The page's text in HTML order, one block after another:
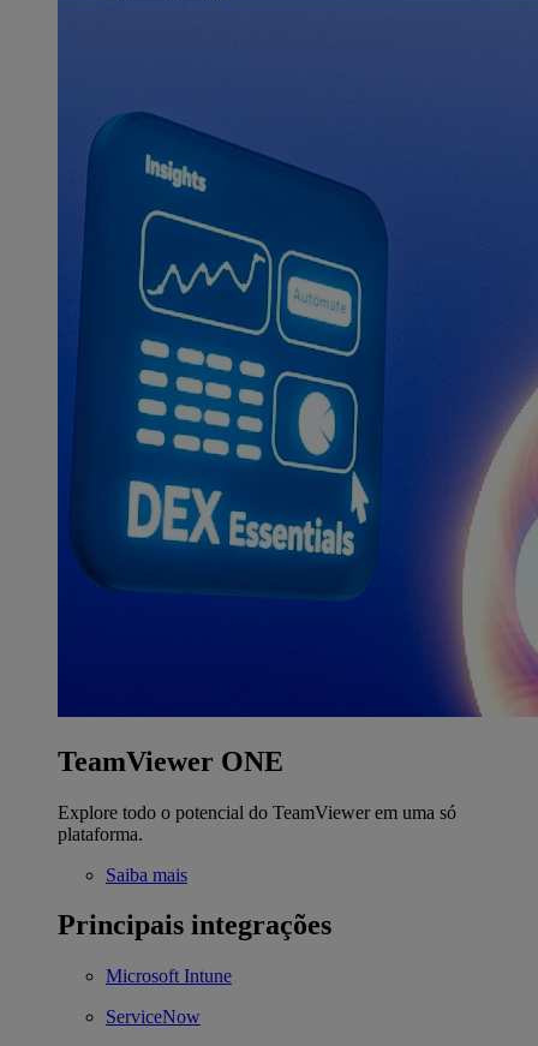
TeamViewer ONE
Explore todo o potencial do TeamViewer em uma só
plataforma.
Saiba mais
Principais integrações
Microsoft Intune
ServiceNow